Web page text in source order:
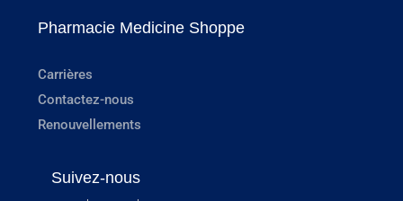
Pharmacie Medicine Shoppe
Carrières
Contactez-nous
Renouvellements
Suivez-nous